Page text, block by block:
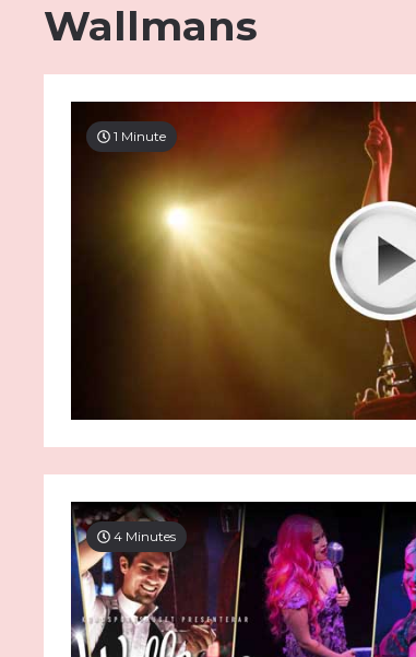
Wallmans
1 Minute
4 Minutes